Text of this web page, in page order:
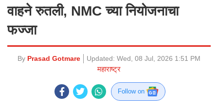
वाहने रुतली, NMC च्या नियोजनाचा
फज्जा
By Prasad Gotmare Updated: Wed, 08 Jul, 2026 1:51 PM
महाराष्ट्र
Follow on